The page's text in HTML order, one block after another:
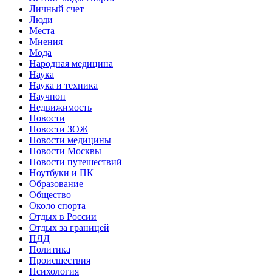
Личный счет
Люди
Места
Мнения
Мода
Народная медицина
Наука
Наука и техника
Научпоп
Недвижимость
Новости
Новости ЗОЖ
Новости медицины
Новости Москвы
Новости путешествий
Ноутбуки и ПК
Образование
Общество
Около спорта
Отдых в России
Отдых за границей
ПДД
Политика
Происшествия
Психология